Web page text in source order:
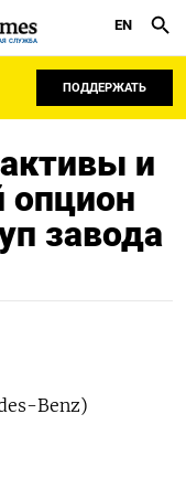
СЛУЖБА
EN
ПОДДЕРЖАТЬ
и
опцион
завода
Benz)